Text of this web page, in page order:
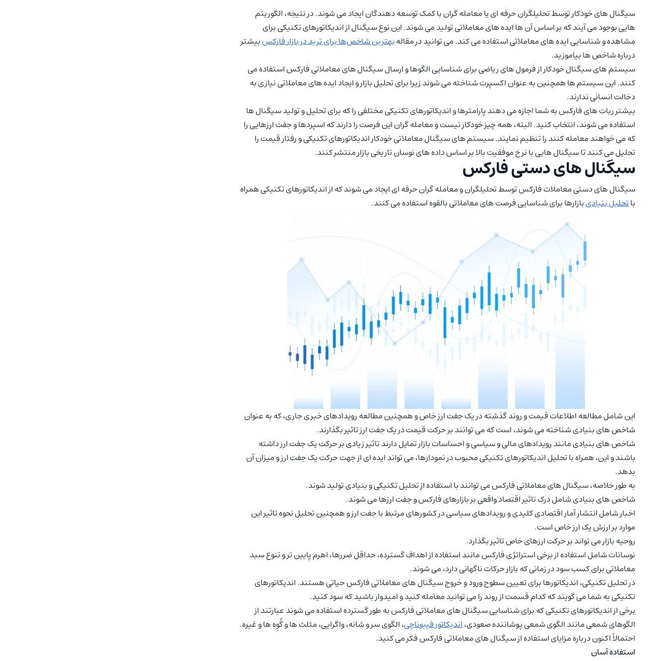
سیگنال های خودکار توسط تحلیلگران حرفه ای یا معامله گران با کمک توسعه دهندگان ایجاد می شوند. در نتیجه، الگوریتم
هایی بوجود می آیند که بر اساس آن ها ایده های معاملاتی تولید می شوند. این نوع سیگنال از اندیکاتورهای تکنیکی برای
مشاهده و شناسایی ایده های معاملاتی استفاده می کند. می توانید در مقالهبهترین شاخص‌ها برای ترید در بازار فارکسبیشتر
درباره شاخص ها بیاموزید.
سیستم های سیگنال خودکار از فرمول های ریاضی برای شناسایی الگوها و ارسال سیگنال های معاملاتی فارکس استفاده می
کنند. این سیستم ها همچنین به عنوان اکسپرت شناخته می شوند زیرا برای تحلیل بازار و ایجاد ایده های معاملاتی نیازی به
دخالت انسانی ندارند.
بیشتر ربات های فارکس به شما اجازه می دهند پارامترها و اندیکاتورهای تکنیکی مختلفی را که برای تحلیل و تولید سیگنال ها
استفاده می شوند، انتخاب کنید. البته، همه چیز خودکار نیست و معامله گران این فرصت را دارند که اسپردها و جفت ارزهایی را
که می خواهند معامله کنند را تنظیم نمایند. سیستم های سیگنال معاملاتی خودکار اندیکاتورهای تکنیکی و رفتار قیمت را
تحلیل می کنند تا سیگنال هایی با نرخ موفقیت بالا بر اساس داده های نوسان تاریخی بازار منتشر کنند.
سیگنال های دستی فارکس
سیگنال های دستی معاملات فارکس توسط تحلیلگران و معامله گران حرفه ای ایجاد می شوند که از اندیکاتورهای تکنیکی همراه
باتحلیل بنیادیبازارها برای شناسایی فرصت های معاملاتی بالقوه استفاده می کنند.
این شامل مطالعه اطلاعات قیمت و روند گذشته در یک جفت ارز خاص و همچنین مطالعه رویدادهای خبری جاری، که به عنوان
شاخص های بنیادی شناخته می شوند، است که می توانند بر حرکت قیمت در یک جفت ارز تاثیر بگذارند.
شاخص های بنیادی مانند رویدادهای مالی و سیاسی و احساسات بازار تمایل دارند تاثیر زیادی بر حرکت یک جفت ارز داشته
باشند و این، همراه با تحلیل اندیکاتورهای تکنیکی محبوب در نمودارها، می تواند ایده ای از جهت حرکت یک جفت ارز و میزان آن
بدهد.
به طور خلاصه، سیگنال های معاملاتی فارکس می توانند با استفاده از تحلیل تکنیکی و بنیادی تولید شوند.
شاخص های بنیادی شامل درک تاثیر اقتصاد واقعی بر بازارهای فارکس و جفت ارزها می شوند.
اخبار شامل انتشار آمار اقتصادی کلیدی و رویدادهای سیاسی در کشورهای مرتبط با جفت ارز و همچنین تحلیل نحوه تاثیر این
موارد بر ارزش یک ارز خاص است.
روحیه بازار می تواند بر حرکت ارزهای خاص تاثیر بگذارد.
نوسانات شامل استفاده از برخی استراتژی فارکس مانند استفاده از اهداف گسترده، حداقل ضررها، اهرم پایین تر و تنوع سبد
معاملاتی برای کسب سود در زمانی که بازار حرکات ناگهانی دارد، می شوند.
در تحلیل تکنیکی، اندیکاتورها برای تعیین سطوح ورود و خروج سیگنال های معاملاتی فارکس حیاتی هستند. اندیکاتورهای
تکنیکی به شما می گویند که کدام قسمت از روند را می توانید معامله کنید و امیدوار باشید که سود کنید.
برخی از اندیکاتورهای تکنیکی که برای شناسایی سیگنال های معاملاتی فارکس به طور گسترده استفاده می شوند عبارتند از
الگوهای شمعی مانند الگوی شمعی پوشاننده صعودی،اندیکاتور فیبوناچی، الگوی سر و شانه، واگرایی، مثلث ها و گُوِه ها و غیره.
احتمالاً اکنون درباره مزایای استفاده از سیگنال های معاملاتی فارکس فکر می کنید.
استفاده آسان